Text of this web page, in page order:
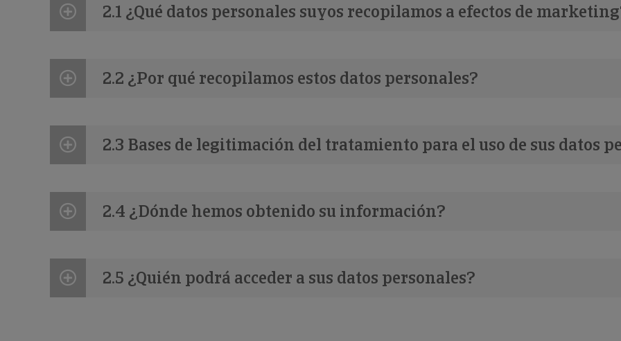
2.1 ¿Qué datos personales suyos recopilamos a efectos de
2.2 ¿Por qué recopilamos estos datos personales?
2.3 Bases de legitimación del tratamiento para el uso de sus datos
2.4 ¿Dónde hemos obtenido su información?
2.5 ¿Quién podrá acceder a sus datos personales?